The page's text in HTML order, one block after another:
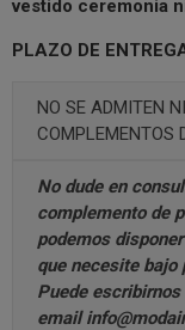
vestido ceremonia
PLAZO DE
NO SE ADMITEN
COMPLEMENTOS
No dude en
complemento de
podemos
que necesite bajo
Puede
email